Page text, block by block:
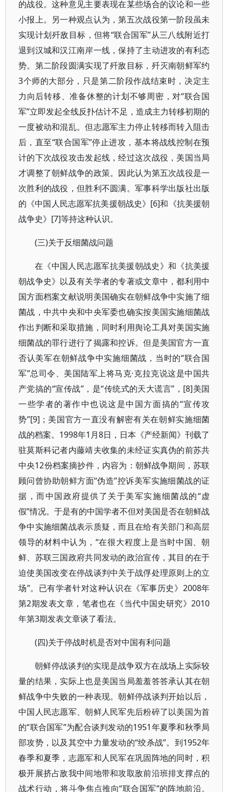
的战役。这种意见主要表现在某些场合的议论和一些
小报上。另一种观点认为，第五次战役第一阶段虽未
实现计划歼敌目标，但将“联合国军”从三八线附近打
退到汉城和汉江南岸一线，保持了主动进攻的有利态
势。第二阶段圆满实现了歼敌目标，歼灭南朝鲜军约
3个师的大部分，只是第二阶段作战结束时，决定主
力向后转移、准备休整的计划不够周密，对“联合国
军”立即发起全线反扑估计不足，造成主力转移初期的
一度被动和混乱。但志愿军主力停止转移而转入阻击
后，直至“联合国军”停止进攻，基本将战线控制在预
计的下次战役攻击发起线，经过这次战役，美国当局
才调整了朝鲜战争的政策。因此认为第五次战役是一
次胜利的战役，但胜利不圆满。军事科学出版社出版
的《中国人民志愿军抗美援朝战史》[6]和《抗美援朝
战争史》[7]等持这种认识。
(三)关于反细菌战问题
在《中国人民志愿军抗美援朝战史》和《抗美援
朝战争史》以及有关学者的专著或文章中，都利用中
国方面档案文献说明美国确实在朝鲜战争中实施了细
菌战，中共中央和中央军委也确实按美国实施细菌战
作出判断和采取措施，同时利用舆论工具对美国实施
细菌战的罪行进行了揭露和控诉。但是美国官方一直
否认美军在朝鲜战争中实施细菌战，当时的“联合国
军”总司令、美国陆军上将马克·克拉克说这是中国共
产党搞的“宣传战”，是“传统式的天大谎言”，[8]美国
一些学者的著作中也说这是中国方面搞的“宣传攻
势”[9]；美国官方一直没有解密有关在朝鲜实施细菌
战的档案。1998年1月8日，日本《产经新闻》刊载了
驻莫斯科记者内藤靖夫收集的未经证实真伪的前苏共
中央12份档案摘抄件，内容为：朝鲜战争期间，苏联
顾问曾协助朝鲜方面“伪造”控诉美军实施细菌战的证
据，而中国政府提供了关于美军实施细菌战的“虚
假”情况。于是有的中国学者不但对美国是否在朝鲜战
争中实施细菌战表示质疑，而且在给有关部门和高层
领导的材料中认为，“在很大程度上是当时中国、朝
鲜、苏联三国政府共同发动的政治宣传，其目的在于
迫使美国改变在停战谈判中关于战俘处理原则上的立
场”。已有学者针对这种认识在《军事历史》2008年
第2期发表文章，笔者也在《当代中国史研究》2010
年第3期发表文章谈了看法。
(四)关于停战时机是否对中国有利问题
朝鲜停战谈判的实现是战争双方在战场上实际较
量的结果，实际上也是美国当局羞羞答答承认其在朝
鲜战争中失败的一种表现。朝鲜停战谈判开始以后，
中国人民志愿军、朝鲜人民军先后粉碎了以美国为首
的“联合国军”为配合谈判发动的1951年夏季和秋季局
部攻势，以及其空中力量发动的“绞杀战”。到1952年
春季和夏季，志愿军和人民军在巩固阵地的同时，积
极开展挤占敌我中间地带和攻取敌前沿班排支撑点的
战术行动，将斗争焦点推向“联合国军”的阵地前沿。